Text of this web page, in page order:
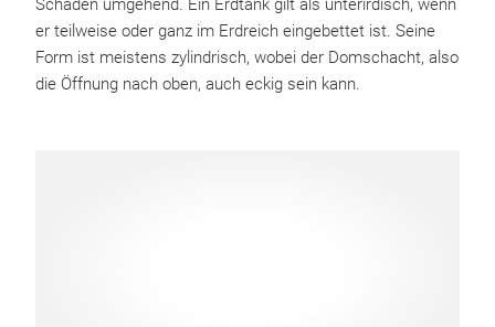
Schaden umgehend. Ein Erdtank gilt als unterirdisch, wenn
er teilweise oder ganz im Erdreich eingebettet ist. Seine
Form ist meistens zylindrisch, wobei der Domschacht, also
die Öffnung nach oben, auch eckig sein kann.